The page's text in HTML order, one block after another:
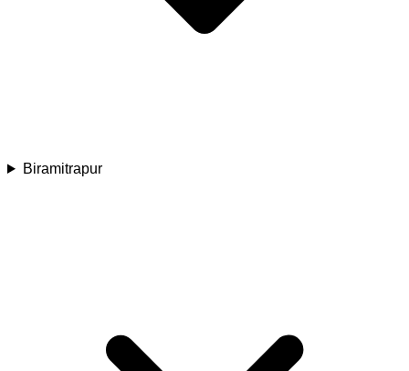
Biramitrapur